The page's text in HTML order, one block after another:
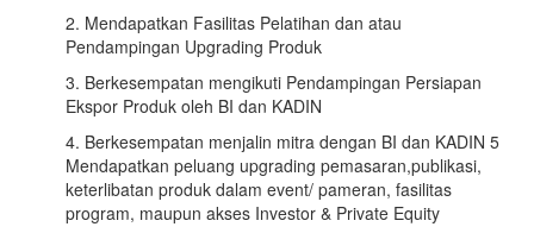
2. Mendapatkan Fasilitas Pelatihan dan atau
Pendampingan Upgrading Produk
3. Berkesempatan mengikuti Pendampingan Persiapan
Ekspor Produk oleh BI dan KADIN
4. Berkesempatan menjalin mitra dengan BI dan KADIN 5
Mendapatkan peluang upgrading pemasaran,publikasi,
keterlibatan produk dalam event/ pameran, fasilitas
program, maupun akses Investor & Private Equity